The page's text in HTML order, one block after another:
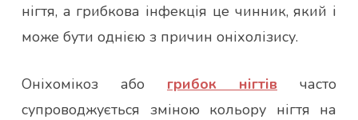
нігтя, а грибкова інфекція це чинник, який і
може бути однією з причин оніхолізису.
Оніхомікоз або грибок нігтів часто
супроводжується зміною кольору нігтя на